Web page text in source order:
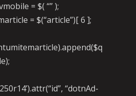
= $( “” );
= $(“article”)[ 6 ];
“dotnAd-